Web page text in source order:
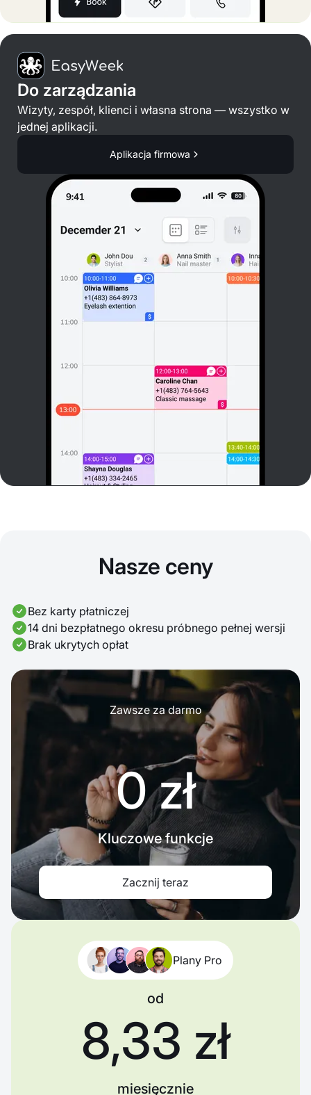
Do zarządzania
Wizyty, zespół, klienci i własna strona — wszystko w
jednej aplikacji.
Aplikacja firmowa
Nasze ceny
Bez karty płatniczej
14 dni bezpłatnego okresu próbnego pełnej wersji
Brak ukrytych opłat
Zawsze za darmo
0 zł
Kluczowe funkcje
Zacznij teraz
Plany Pro
od
8,33 zł
miesięcznie